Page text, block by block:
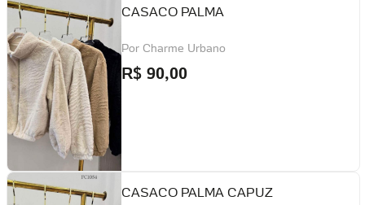
CASACO PALMA
Por Charme Urbano
R$ 90,00
CASACO PALMA CAPUZ